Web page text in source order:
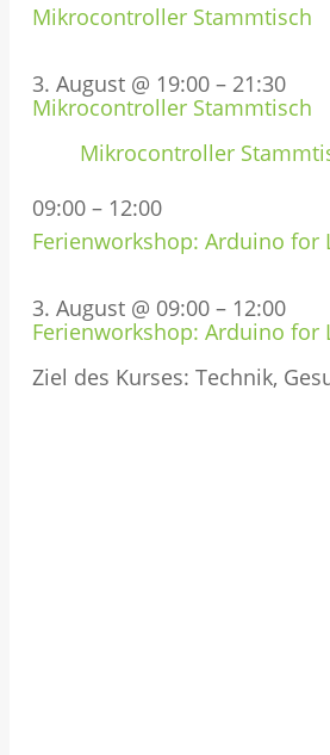
Mikrocontroller Stammtisch
3. August @ 19:00 – 21:30
Mikrocontroller Stammtisch
Mikrocontroller
09:00 – 12:00
Ferienworkshop: Arduino for
3. August @ 09:00 – 12:00
Ferienworkshop: Arduino for
Ziel des Kurses: Technik,